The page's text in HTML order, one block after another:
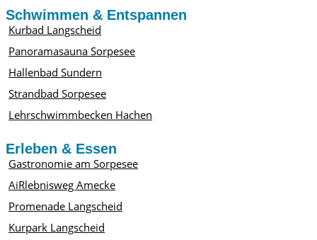
Schwimmen & Entspannen
Kurbad Langscheid
Panoramasauna Sorpesee
Hallenbad Sundern
Strandbad Sorpesee
Lehrschwimmbecken Hachen
Erleben & Essen
Gastronomie am Sorpesee
AiRlebnisweg Amecke
Promenade Langscheid
Kurpark Langscheid